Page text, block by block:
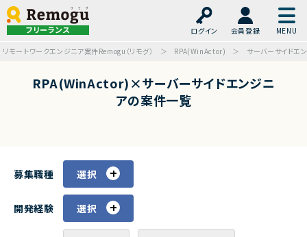
フリーランス ログイン
会員登録
リモートワークエンジニア案件Remogu（リモグ）
RPA(WinActor) サーバーサイドエ
RPA(WinActor)×サーバーサイドエンジニ
アの案件一覧
募集職種 選択
開発経験 選択